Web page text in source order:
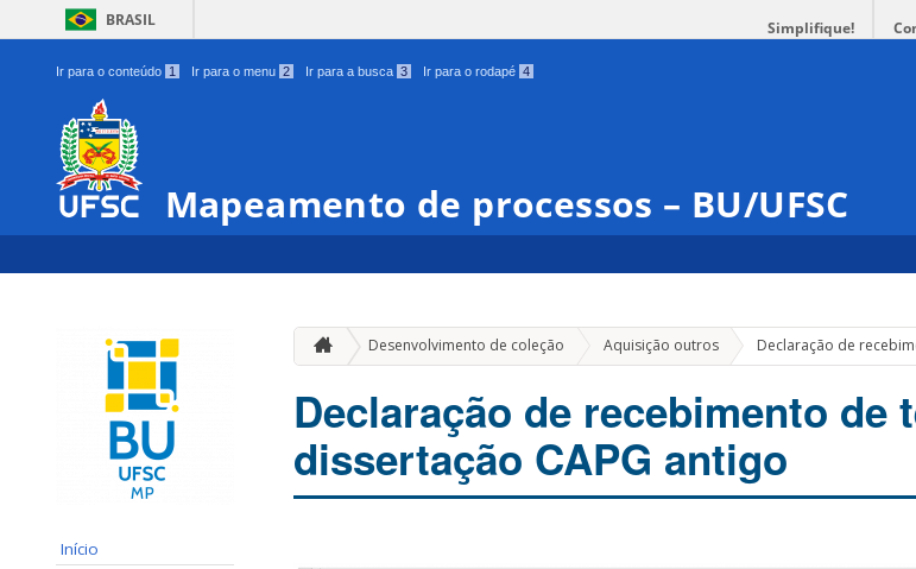
BRASIL Simplifique!
Ir para o conteúdo 1 Ir para o menu 2 Ir para a busca 3 Ir para o rodapé 4
Mapeamento de processos – BU/UFSC
Início
Desenvolvimento de coleção Aquisição outros Declaração de
Declaração de recebimento de
dissertação CAPG antigo